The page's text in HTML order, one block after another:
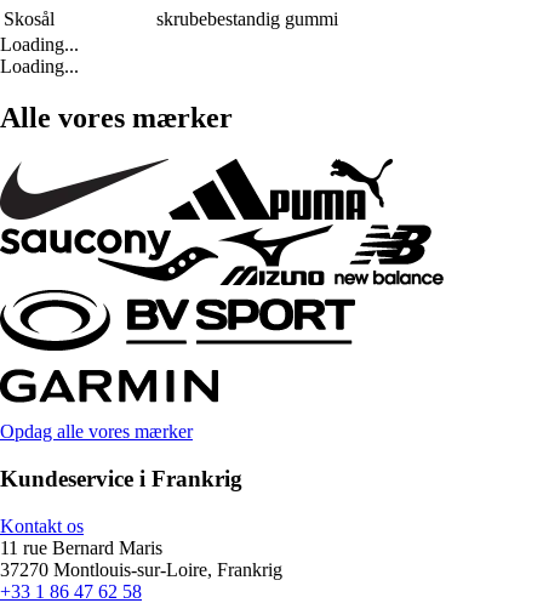
Skosål
skrubebestandig gummi
Loading...
Loading...
Alle vores mærker
Opdag alle vores mærker
Kundeservice i Frankrig
Kontakt os
11 rue Bernard Maris
37270 Montlouis-sur-Loire, Frankrig
+33 1 86 47 62 58